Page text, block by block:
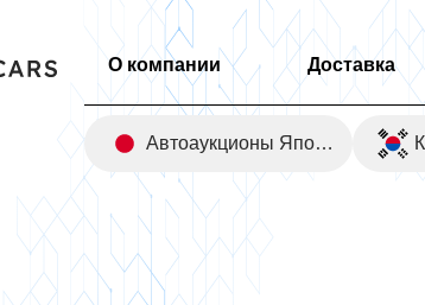
О компании Доставка
Автоаукционы Японии
Mercedes-Benz GLE-Class GLE400d 4MATIC Coupe 4WD